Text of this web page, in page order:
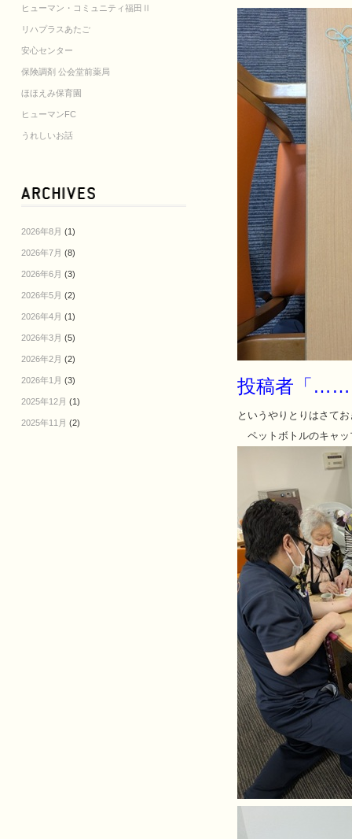
ヒューマン・コミュニティ福田Ⅱ
リハプラスあたご
安心センター
保険調剤 公会堂前薬局
ほほえみ保育園
ヒューマンFC
うれしいお話
2026年8月 (1)
2026年7月 (8)
2026年6月 (3)
2026年5月 (2)
2026年4月 (1)
2026年3月 (5)
2026年2月 (2)
2026年1月 (3)
2025年12月 (1)
2025年11月 (2)
投稿者「
というやりとりはさてお
ペットボトルのキャッ